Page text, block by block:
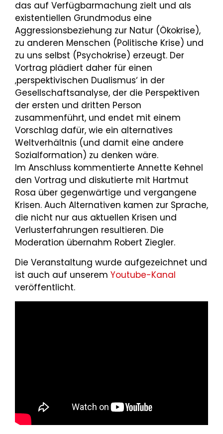
das auf Verfügbarmachung zielt und als
existentiellen Grundmodus eine
Aggressionsbeziehung zur Natur (Ökokrise),
zu anderen Menschen (Politische Krise) und
zu uns selbst (Psychokrise) erzeugt. Der
Vortrag plädiert daher für einen
‚perspektivischen Dualismus‘ in der
Gesellschaftsanalyse, der die Perspektiven
der ersten und dritten Person
zusammenführt, und endet mit einem
Vorschlag dafür, wie ein alternatives
Weltverhältnis (und damit eine andere
Sozialformation) zu denken wäre.
Im Anschluss kommentierte Annette Kehnel
den Vortrag und diskutierte mit Hartmut
Rosa über gegenwärtige und vergangene
Krisen. Auch Alternativen kamen zur Sprache,
die nicht nur aus aktuellen Krisen und
Verlusterfahrungen resultieren. Die
Moderation übernahm Robert Ziegler.
Die Veranstaltung wurde aufgezeichnet und
ist auch auf unserem Youtube-Kanal
veröffentlicht.